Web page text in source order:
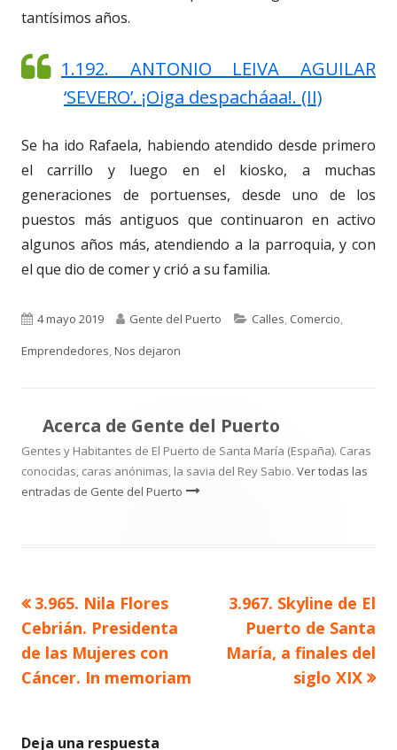
tantísimos años.
1.192. ANTONIO LEIVA AGUILAR
‘SEVERO’. ¡Oiga despacháaa!. (II)
Se ha ido Rafaela, habiendo atendido desde primero
el carrillo y luego en el kiosko, a muchas
generaciones de portuenses, desde uno de los
puestos más antiguos que continuaron en activo
algunos años más, atendiendo a la parroquia, y con
el que dio de comer y crió a su familia.
Publicado
el
4 mayo 2019 Autor
Gente del Puerto Categorías
Calles, Comercio,
Emprendedores,Nos dejaron
Acerca de Gente del Puerto
Gentes y Habitantes de El Puerto de Santa María (España). Caras
conocidas, caras anónimas, la savia del Rey Sabio. Ver todas las
entradas de Gente del Puerto
Navegación
de
entradas
Artículo
anterior
3.965. Nila Flores
Cebrián. Presidenta
de las Mujeres con
Cáncer. In memoriam
Artículo
siguiente
3.967. Skyline de El
Puerto de Santa
María, a finales del
siglo XIX
Deja una respuesta